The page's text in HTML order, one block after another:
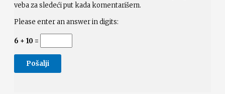
veba za sledeći put kada komentarišem.
Please enter an answer in digits:
6 + 10 =